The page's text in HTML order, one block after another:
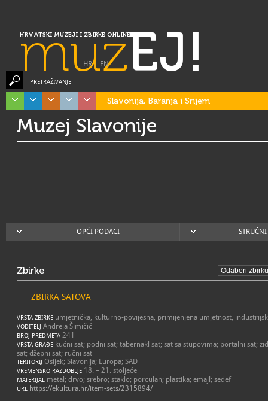
HRVATSKI MUZEJI I ZBIRKE ONLINE
muzEJ!
HR| EN
PRETRAŽIVANJE
Slavonija, Baranja i Srijem
Muzej Slavonije
OPĆI PODACI
Zbirke
ZBIRKA SATOVA
VRSTA ZBIRKE umjetnička, kulturno-povijesna, primijenjena umjetnost,
VODITELJ Andreja Šimičić
BROJ PREDMETA 241
VRSTA GRAĐE kućni sat; podni sat; tabernakl sat; sat sa stupovima; portalni sat;
sat; džepni sat; ručni sat
TERITORIJ Osijek; Slavonija; Europa; SAD
VREMENSKO RAZDOBLJE 18. – 21. stoljeće
MATERIJAL metal; drvo; srebro; staklo; porculan; plastika; emajl; sedef
URL https://ekultura.hr/item-sets/2315894/